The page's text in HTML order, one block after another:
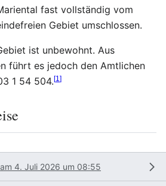
fast vollständig vom
Gebiet umschlossen.
ist unbewohnt. Aus
führt es jedoch den Amtlichen
1 54 504.[1 ]
4. Juli 2026 um 08:55